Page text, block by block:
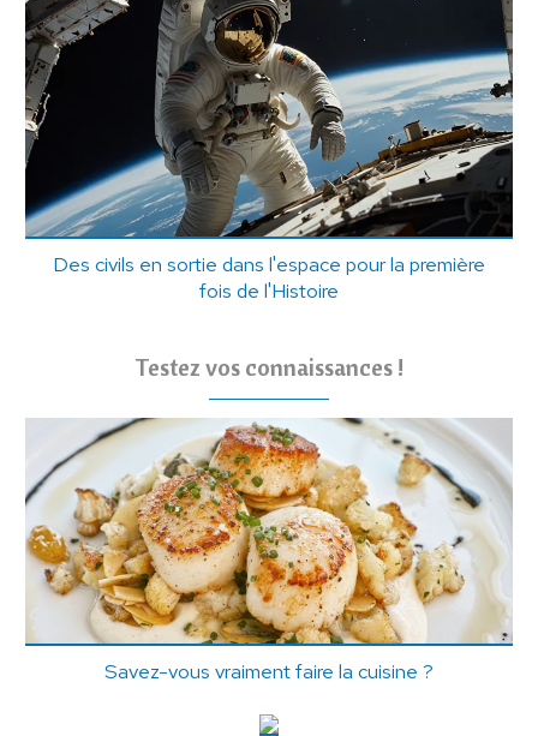
Des civils en sortie dans l'espace pour la première
fois de l'Histoire
Testez vos connaissances !
Savez-vous vraiment faire la cuisine ?